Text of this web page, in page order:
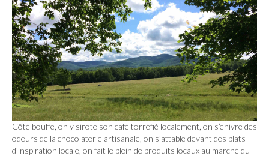
Côté bouffe, on y sirote son café torréfié localement, on s’enivre des
odeurs de la chocolaterie artisanale, on s’attable devant des plats
d’inspiration locale, on fait le plein de produits locaux au marché du